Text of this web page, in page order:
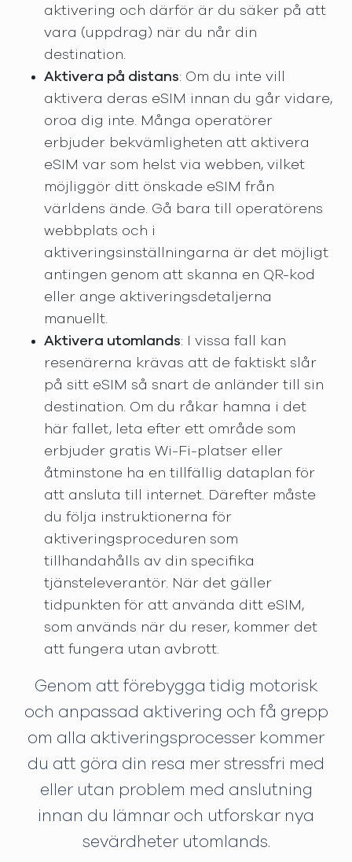
aktivering och därför är du säker på att
vara (uppdrag) när du når din
destination.
Aktivera på distans: Om du inte vill
aktivera deras eSIM innan du går vidare,
oroa dig inte. Många operatörer
erbjuder bekvämligheten att aktivera
eSIM var som helst via webben, vilket
möjliggör ditt önskade eSIM från
världens ände. Gå bara till operatörens
webbplats och i
aktiveringsinställningarna är det möjligt
antingen genom att skanna en QR-kod
eller ange aktiveringsdetaljerna
manuellt.
Aktivera utomlands: I vissa fall kan
resenärerna krävas att de faktiskt slår
på sitt eSIM så snart de anländer till sin
destination. Om du råkar hamna i det
här fallet, leta efter ett område som
erbjuder gratis Wi-Fi-platser eller
åtminstone ha en tillfällig dataplan för
att ansluta till internet. Därefter måste
du följa instruktionerna för
aktiveringsproceduren som
tillhandahålls av din specifika
tjänsteleverantör. När det gäller
tidpunkten för att använda ditt eSIM,
som används när du reser, kommer det
att fungera utan avbrott.
Genom att förebygga tidig motorisk
och anpassad aktivering och få grepp
om alla aktiveringsprocesser kommer
du att göra din resa mer stressfri med
eller utan problem med anslutning
innan du lämnar och utforskar nya
sevärdheter utomlands.